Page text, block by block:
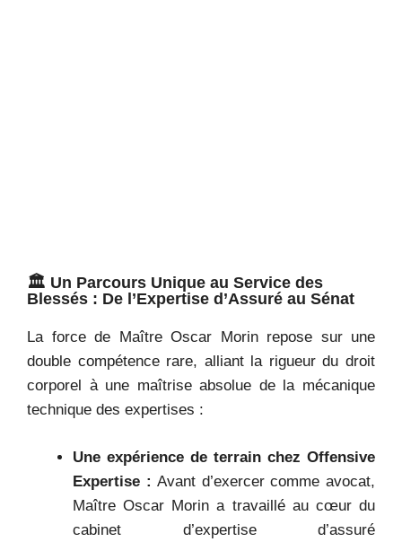
🏛️ Un Parcours Unique au Service des
Blessés : De l’Expertise d’Assuré au Sénat
La force de Maître Oscar Morin repose sur une
double compétence rare, alliant la rigueur du droit
corporel à une maîtrise absolue de la mécanique
technique des expertises :
Une expérience de terrain chez Offensive
Expertise : Avant d’exercer comme avocat,
Maître Oscar Morin a travaillé au cœur du
cabinet d’expertise d’assuré